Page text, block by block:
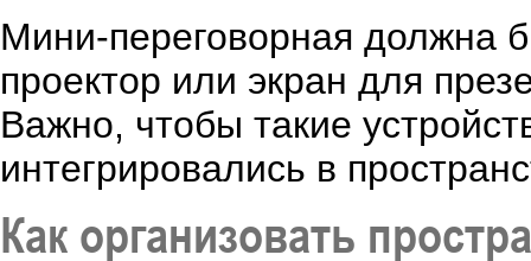
Мини-переговорная должна
проектор или экран для
Важно, чтобы такие
интегрировались в
Как организовать